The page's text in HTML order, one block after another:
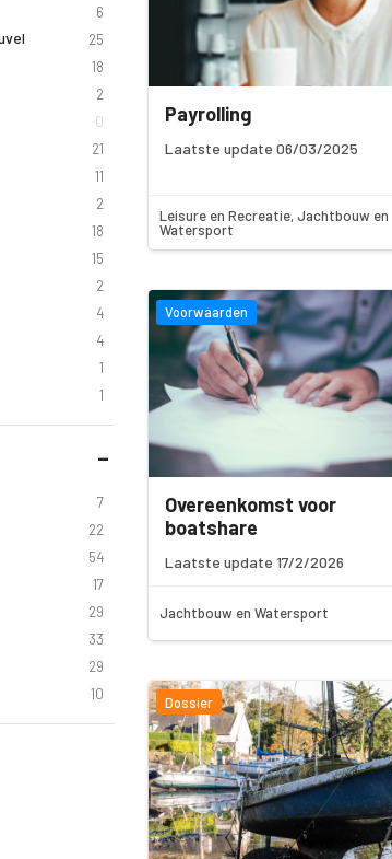
6
25
18
2
0
21
11
2
18
15
2
4
4
1
1
7
22
54
17
29
33
29
10
Payrolling
Laatste update 06/03/2025
Leisure en Recreatie, Jachtbouw en
Watersport
Voorwaarden
Overeenkomst voor
boatshare
Laatste update 17/2/2026
Jachtbouw en Watersport
Dossier